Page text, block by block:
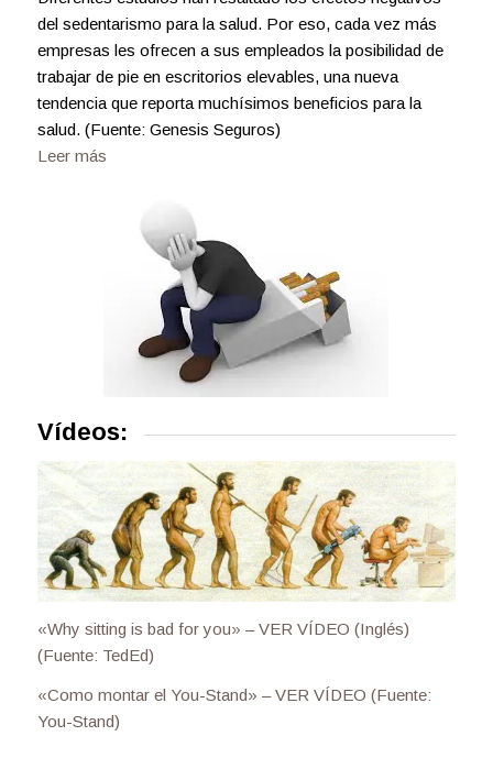
del sedentarismo para la salud. Por eso, cada vez más
empresas les ofrecen a sus empleados la posibilidad de
trabajar de pie en escritorios elevables, una nueva
tendencia que reporta muchísimos beneficios para la
salud. (Fuente: Genesis Seguros)
Leer más
Vídeos:
«Why sitting is bad for you» – VER VÍDEO (Inglés)
(Fuente: TedEd)
«Como montar el You-Stand» – VER VÍDEO (Fuente:
You-Stand)